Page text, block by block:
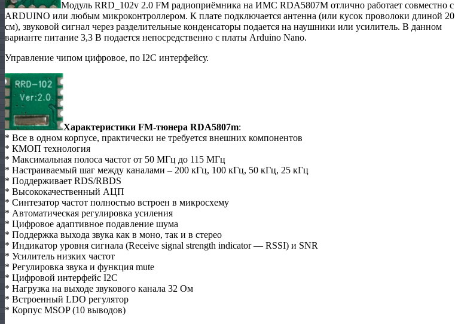
Модуль RRD_102v 2.0 FM радиоприёмника на ИМС RDA5807M отлично работает совместно с
ARDUINO или любым микроконтроллером. К плате подключается антенна (или кусок проволоки длиной 20
см), звуковой сигнал через разделительные конденсаторы подается на наушники или усилитель. В данном
варианте питание 3,3 В подается непосредственно с платы Arduino Nano.
Управление чипом цифровое, по I2C интерфейсу.
Характеристики FM-тюнера RDA5807m:
* Все в одном корпусе, практически не требуется внешних компонентов
* КМОП технология
* Максимальная полоса частот от 50 МГц до 115 МГц
* Настраиваемый шаг между каналами – 200 кГц, 100 кГц, 50 кГц, 25 кГц
* Поддерживает RDS/RBDS
* Высококачественный АЦП
* Синтезатор частот полностью встроен в микросхему
* Автоматическая регулировка усиления
* Цифровое адаптивное подавление шума
* Поддержка выхода звука как в моно, так и в стерео
* Индикатор уровня сигнала (Receive signal strength indicator — RSSI) и SNR
* Усилитель низких частот
* Регулировка звука и функция mute
* Цифровой интерфейс I2C
* Нагрузка на выходе звукового канала 32 Ом
* Встроенный LDO регулятор
* Корпус MSOP (10 выводов)